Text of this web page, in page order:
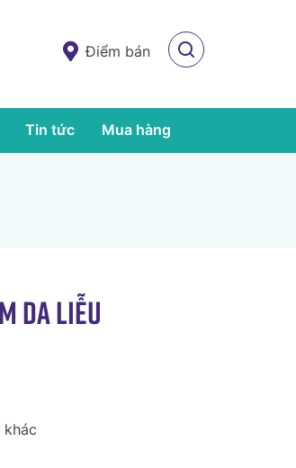
Điểm bán
Tin tức Mua hàng
da liễu
khác